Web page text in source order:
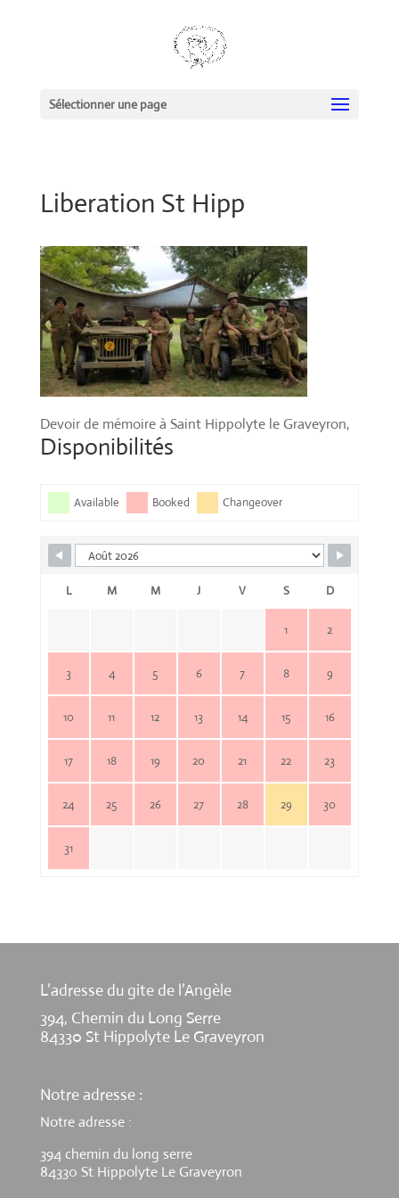
Sélectionner une page
Liberation St Hipp
Devoir de mémoire à Saint Hippolyte le Graveyron,
Disponibilités
Available Booked Changeover
L M M J V S D
1 2
3 4 5 6 7 8 9
10 11 12 13 14 15 16
17 18 19 20 21 22 23
24 25 26 27 28 29 30
31
L’adresse du gite de l’Angèle
394, Chemin du Long Serre
84330 St Hippolyte Le Graveyron
Notre adresse :
Notre adresse :
394 chemin du long serre
84330 St Hippolyte Le Graveyron